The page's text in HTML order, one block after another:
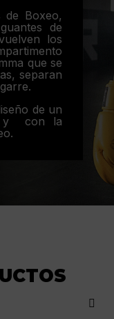
de Boxeo,
de
los
que se
separan
de un
y con la